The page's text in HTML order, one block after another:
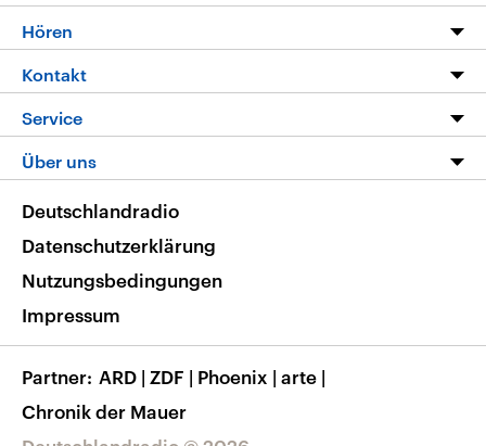
Programm
Die Nachrichten
Nachrichtenleicht
Neue Beiträge auf dlf.de
Hören
Livestream
Podcasts
Deutschlandfunk App
Nachrichten App
Frequenzen
Kontakt
Hörerservice
Service
FAQ
Veranstaltungen
Musikliste
RSS
Über uns
Barrierefreiheit
Deutschlandradio
Datenschutzerklärung
Nutzungsbedingungen
Impressum
Partner ARD | ZDF | Phoenix | arte |
Chronik der Mauer